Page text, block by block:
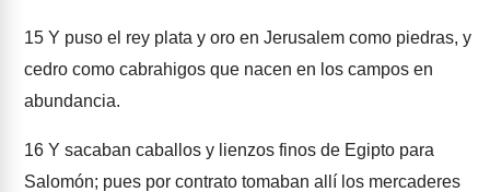
15 Y puso el rey plata y oro en Jerusalem como piedras, y
cedro como cabrahigos que nacen en los campos en
abundancia.
16 Y sacaban caballos y lienzos finos de Egipto para
Salomón; pues por contrato tomaban allí los mercaderes